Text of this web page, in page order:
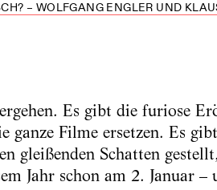
– WOLFGANG ENGLER UND
Es gibt die furiose
Filme ersetzen. Es
gleißenden Schatten
Jahr schon am 2. Januar –